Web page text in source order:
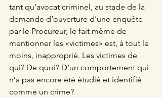
tant qu’avocat criminel, au stade de la
demande d’ouverture d’une enquête
par le Procureur, le fait même de
mentionner les «victimes» est, à tout le
moins, inapproprié. Les victimes de
qui? De quoi? D’un comportement qui
n’a pas encore été étudié et identifié
comme un crime?